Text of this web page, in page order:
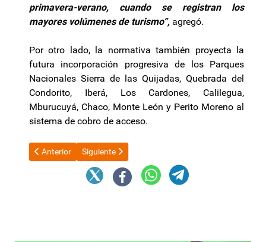
primavera-verano, cuando se registran los
mayores volúmenes de turismo”, agregó.
Por otro lado, la normativa también proyecta la
futura incorporación progresiva de los Parques
Nacionales Sierra de las Quijadas, Quebrada del
Condorito, Iberá, Los Cardones, Calilegua,
Mburucuyá, Chaco, Monte León y Perito Moreno al
sistema de cobro de acceso.
Artículo anterior: Especialistas de la CEPAL presentaron un
Anterior Artículo siguiente: Fidel Sáenz expuso en
Siguiente